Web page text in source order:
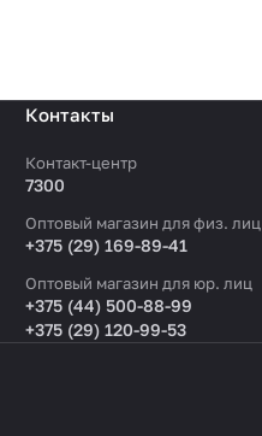
Контакты
Контакт-центр
7300
Оптовый магазин для физ. лиц
+375 (29) 169-89-41
Оптовый магазин для юр. лиц
+375 (44) 500-88-99
+375 (29) 120-99-53